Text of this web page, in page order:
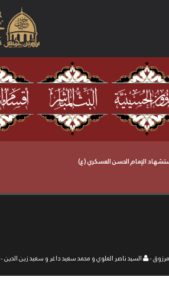
الإمام الحسن العسكري (ع)
مرزوق - السيد ناصر العلوي و محمد سعيد داغر و سعيد زين الدين -